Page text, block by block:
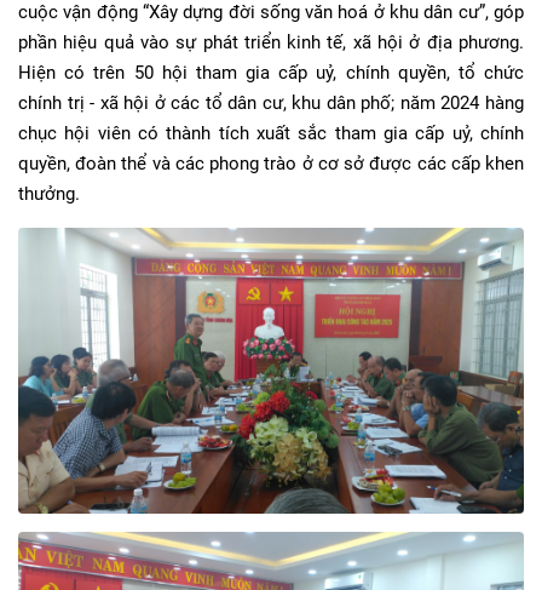
cuộc vận động “Xây dựng đời sống văn hoá ở khu dân cư”, góp
phần hiệu quả vào sự phát triển kinh tế, xã hội ở địa phương.
Hiện có trên 50 hội tham gia cấp uỷ, chính quyền, tổ chức
chính trị - xã hội ở các tổ dân cư, khu dân phố; năm 2024 hàng
chục hội viên có thành tích xuất sắc tham gia cấp uỷ, chính
quyền, đoàn thể và các phong trào ở cơ sở được các cấp khen
thưởng.